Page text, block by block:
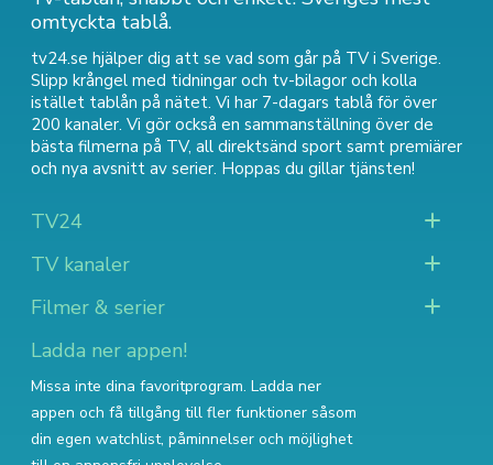
omtyckta tablå.
tv24.se hjälper dig att se vad som går på TV i Sverige.
Slipp krångel med tidningar och tv-bilagor och kolla
istället tablån på nätet. Vi har 7-dagars tablå för över
200 kanaler. Vi gör också en sammanställning över de
bästa filmerna på TV, all direktsänd sport samt premiärer
och nya avsnitt av serier. Hoppas du gillar tjänsten!
TV24
TV kanaler
Filmer & serier
Ladda ner appen!
Missa inte dina favoritprogram. Ladda ner
appen och få tillgång till fler funktioner såsom
din egen watchlist, påminnelser och möjlighet